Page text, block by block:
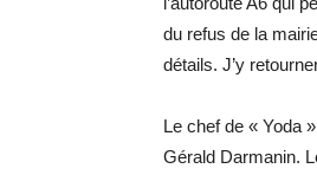
du refus de la
détails. J’y
Le chef de « Yoda
Gérald Darmanin.